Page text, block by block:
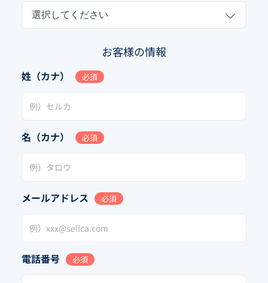
選択してください
お客様の情報
姓（カナ） 必須
名（カナ） 必須
メールアドレス 必須
電話番号 必須